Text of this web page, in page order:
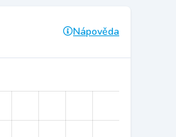
Nápověda